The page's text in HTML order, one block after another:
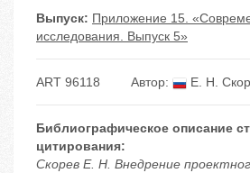
Выпуск: Приложение 15.
исследования. Выпуск 5»
ART 96118 Автор: Е. Н.
Библиографическое описание
цитирования:
Скорев Е. Н. Внедрение